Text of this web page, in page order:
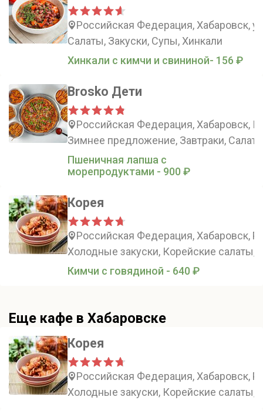
Российская Федерация, Хабаровск,
Салаты, Закуски, Супы, Хинкали
Хинкали с кимчи и свининой- 156 ₽
Brosko Дети
Российская Федерация, Хабаровск,
Зимнее предложение, Завтраки,
Пшеничная лапша с
морепродуктами - 900 ₽
Корея
Российская Федерация, Хабаровск,
Холодные закуски, Корейские
Кимчи с говядиной - 640 ₽
Еще кафе в Хабаровске
Корея
Российская Федерация, Хабаровск,
Холодные закуски, Корейские